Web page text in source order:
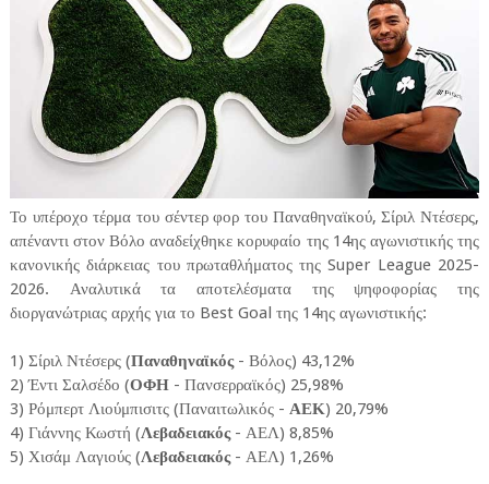
Το υπέροχο τέρμα του σέντερ φορ του Παναθηναϊκού, Σίριλ Ντέσερς,
απέναντι στον Βόλο αναδείχθηκε κορυφαίο της 14ης αγωνιστικής της
κανονικής διάρκειας του πρωταθλήματος της Super League 2025-
2026. Αναλυτικά τα αποτελέσματα της ψηφοφορίας της
διοργανώτριας αρχής για το Best Goal της 14ης αγωνιστικής:
1) Σίριλ Ντέσερς (Παναθηναϊκός- Βόλος) 43,12%
2) Έντι Σαλσέδο (ΟΦΗ- Πανσερραϊκός) 25,98%
3) Ρόμπερτ Λιούμπισιτς (Παναιτωλικός - ΑΕΚ) 20,79%
4) Γιάννης Κωστή (Λεβαδειακός- ΑΕΛ) 8,85%
5) Χισάμ Λαγιούς (Λεβαδειακός- ΑΕΛ) 1,26%